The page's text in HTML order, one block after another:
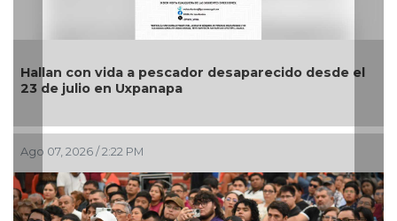
Hallan con vida a pescador desaparecido desde el
23 de julio en Uxpanapa
Ago 07, 2026 / 2:22 PM